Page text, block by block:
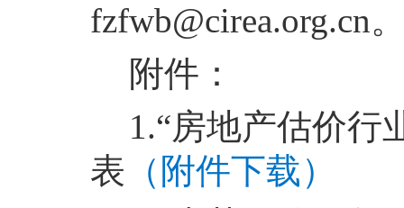
fzfwb@cirea.org.cn
附件：
1.“房地产估价行
表 （附件下载）